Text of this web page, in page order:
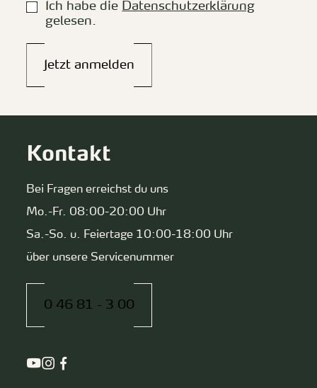
Ich habe die Datenschutzerklärung
gelesen.
Jetzt anmelden
Kontakt
Bei Fragen erreichst du uns
Mo.-Fr. 08:00-20:00 Uhr
Sa.-So. u. Feiertage 10:00-18:00 Uhr
über unsere Servicenummer
0 46 81 - 3 00